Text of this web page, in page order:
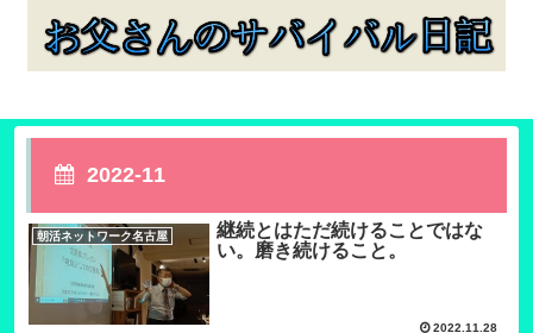
2022-11
朝活ネットワーク名古屋
継続とはただ続けることではな
い。磨き続けること。
2022.11.28